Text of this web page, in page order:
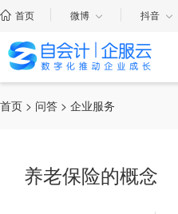
首页 微博 抖音
首页 > 问答 > 企业服务
养老保险的概念